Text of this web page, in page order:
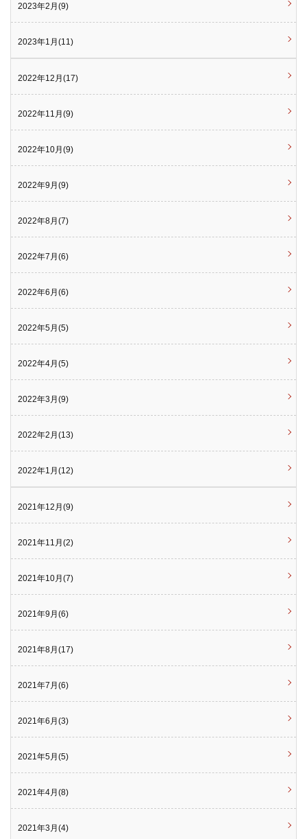
2023年2月(9)
2023年1月(11)
2022年12月(17)
2022年11月(9)
2022年10月(9)
2022年9月(9)
2022年8月(7)
2022年7月(6)
2022年6月(6)
2022年5月(5)
2022年4月(5)
2022年3月(9)
2022年2月(13)
2022年1月(12)
2021年12月(9)
2021年11月(2)
2021年10月(7)
2021年9月(6)
2021年8月(17)
2021年7月(6)
2021年6月(3)
2021年5月(5)
2021年4月(8)
2021年3月(4)